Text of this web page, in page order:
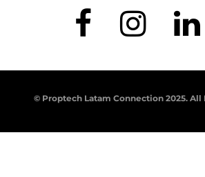
© Proptech Latam Connection 2025. All